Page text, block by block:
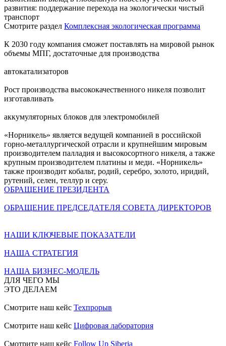
развития: поддержание перехода на экологически чистый
транспорт
Смотрите раздел Комплексная экологическая программа
К 2030 году компания сможет поставлять на мировой рынок
объемы МПГ, достаточные для производства
автокатализаторов
Рост производства высококачественного никеля позволит
изготавливать
аккумуляторных блоков для электромобилей
«Норникель» является ведущей компанией в российской
горно-металлургической отрасли и крупнейшим мировым
производителем палладия и высокосортного никеля, а также
крупным производителем платины и меди. «Норникель»
также производит кобальт, родий, серебро, золото, иридий,
рутений, селен, теллур и серу.
ОБРАЩЕНИЕ ПРЕЗИДЕНТА
ОБРАЩЕНИЕ ПРЕДСЕДАТЕЛЯ СОВЕТА ДИРЕКТОРОВ
НАШИ КЛЮЧЕВЫЕ ПОКАЗАТЕЛИ
НАША СТРАТЕГИЯ
НАША БИЗНЕС-МОДЕЛЬ
ДЛЯ ЧЕГО МЫ
ЭТО ДЕЛАЕМ
Смотрите наш кейс Техпрорыв
Смотрите наш кейс Цифровая лаборатория
Смотрите наш кейс Follow Up Siberia